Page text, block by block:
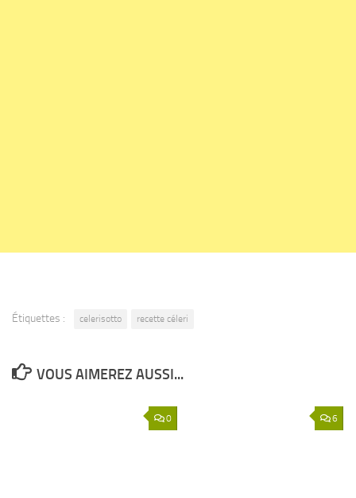
Étiquettes : celerisotto recette céleri
VOUS AIMEREZ AUSSI...
0 6